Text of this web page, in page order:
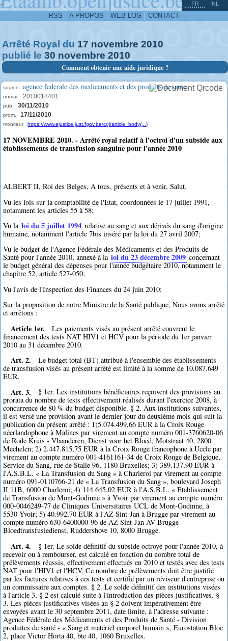
-
RSS A PROPOS WEB LOG CONTACT
FR NL
Arrêté Royal du 17 novembre 2010
publié le 30 novembre 2010
Comment obtenir une aide juridique ?
source agence federale des medicaments et des produits de sante
numac 2010018401
pub. 30/11/2010
prom. 17/11/2010
moniteur https://www.ejustice.just.fgov.be/cgi/article_body(...)
17 NOVEMBRE 2010. - Arrêté royal relatif à l'octroi d'un subside aux
établissements de transfusion sanguine pour l'année 2010
ALBERT II, Roi des Belges, A tous, présents et à venir, Salut.
Vu les lois sur la comptabilité de l'Etat, coordonnées le 17 juillet 1991,
notamment les articles 55 à 58;
Vu la loi du 5 juillet 1994 relative au sang et aux dérivés du sang d'origine
humaine, notamment l'article 7bis inséré par la loi du 27 avril 2007;
Vu le budget de l'Agence Fédérale des Médicaments et des Produits de
Santé pour l'année 2010, annexé à la loi du 23 décembre 2009 concernant
le budget général des dépenses pour l'année budgétaire 2010, notamment le
chapitre 52, article 527-050;
Vu l'avis de l'Inspection des Finances du 24 juin 2010;
Sur la proposition de notre Ministre de la Santé publique, Nous avons arrêté
et arrêtons :
Article 1er.
Les paiements visés au présent arrêté couvrent le
financement des tests NAT HIV1 et HCV pour la période du 1er janvier
2010 au 31 décembre 2010.
Art. 2.
Le budget total (BT) attribué à l'ensemble des établissements
de transfusion visés au présent arrêté est limité à la somme de 10.087.649
EUR.
Art. 3.
§ 1er. Les institutions bénéficiaires reçoivent des provisions au
prorata du nombre de tests effectivement réalisés durant l'exercice 2008, à
concurrence de 80 % du budget disponible. § 2. Aux institutions suivantes,
il est versé une provision avant le dernier jour du deuxième mois qui suit la
publication du présent arrêté : 1)5.074.499,66 EUR à la Croix Rouge
néerlandophone à Malines par virement au compte numéro 001-3760620-06
de Rode Kruis - Vlaanderen, Dienst voor het Bloed, Motstraat 40, 2800
Mechelen; 2) 2.447.815,75 EUR à la Croix Rouge francophone à Uccle par
virement au compte numéro 001-4161161-34 de Croix Rouge de Belgique,
Service du Sang, rue de Stalle 96, 1180 Bruxelles; 3) 389.137,90 EUR à
l'A.S.B.L. « La Transfusion du Sang » à Charleroi par virement au compte
numéro 091-0110766-21 de « La Transfusion du Sang », boulevard Joseph
II 11B, 6000 Charleroi; 4) 114.645,02 EUR à l'A.S.B.L. « Etablissement
de Transfusion de Mont-Godinne » à Yvoir par virement au compte numéro
000-0046249-77 de Cliniques Universitaires UCL de Mont-Godinne, à
5530 Yvoir; 5) 40.992,70 EUR à l'AZ Sint-Jan à Brugge par virement au
compte numéro 630-6400000-96 de AZ Sint-Jan AV Brugge -
Bloedtransfusiedienst, Ruddershove 10, 8000 Brugge.
Art. 4.
§ 1er. Le solde définitif du subside octroyé pour l'année 2010, à
recevoir ou à rembourser, est calculé en fonction du nombre total de
prélèvements réussis, effectivement effectués en 2010 et testés avec des tests
NAT pour l'HIV1 et l'HCV. Ce nombre de prélèvements doit être justifié
par les factures relatives à ces tests et certifié par un réviseur d'entreprise ou
un commissaire aux comptes. § 2. Le solde définitif des institutions visées
à l'article 3, § 2 est calculé suite à l'introduction des pièces justificatives. §
3. Les pièces justificatives visées au § 2 doivent impérativement être
envoyées avant le 30 septembre 2011, date limite, à l'adresse suivante :
Agence Fédérale des Médicaments et des Produits de Santé - Division
produites de santé - « Sang et matériel corporel humain », Eurostation Bloc
2, place Victor Horta 40, bte 40, 1060 Bruxelles.
^